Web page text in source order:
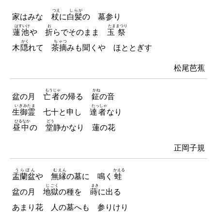
家はみな 杖
つえ
に白髪
しらが
の 墓参り
蓮池
はすいけ
や 折
お
らでそのまま 玉祭
たままつり
木 隠
かく
れて 茶摘
ちゃつ
みも聞くや ほととぎす
松尾芭蕉
盆の月 亡者
もうじゃ
の帰る 鉦
かね
の音
生御霊
いきみたま
七十と申し 達者
たっしゃ
なり
昼中
ひるなか
の 堂
どう
静かなり 蓮の花
正岡子規
盂蘭盆
うらぼん
や 無縁
むえん
の墓に 鳴く 蛙
かえる
盆の月 地獄
じごく
の種を 蒔
まき
に出る
あまり花 人の墓へも 参りけり